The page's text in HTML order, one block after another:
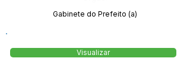
Gabinete do Prefeito (a)
Visualizar